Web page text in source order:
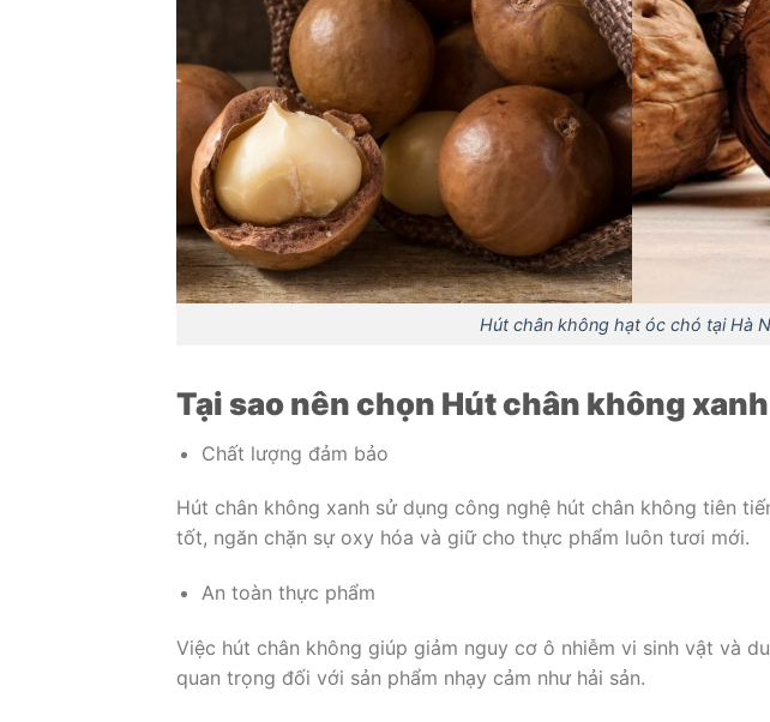
Hút chân không hạt óc chó tại Hà
Tại sao nên chọn Hút chân không xanh
Chất lượng đảm bảo
Hút chân không xanh sử dụng công nghệ hút chân không tiên
tốt, ngăn chặn sự oxy hóa và giữ cho thực phẩm luôn tươi mới.
An toàn thực phẩm
Việc hút chân không giúp giảm nguy cơ ô nhiễm vi sinh vật và
quan trọng đối với sản phẩm nhạy cảm như hải sản.